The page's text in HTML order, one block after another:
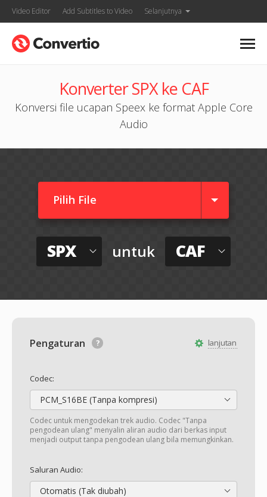
Video Editor Add Subtitles to Video Selanjutnya
Konverter SPX ke CAF
Konversi file ucapan Speex ke format Apple Core
Audio
Pilih File
SPX untuk CAF
lanjutan
Pengaturan
Codec:
PCM_S16BE (Tanpa kompresi)
Codec untuk mengodekan trek audio. Codec "Tanpa
pengodean ulang" menyalin aliran audio dari berkas input
menjadi output tanpa pengodean ulang bila memungkinkan.
Saluran Audio:
Otomatis (Tak diubah)